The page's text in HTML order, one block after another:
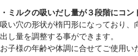
・ミルクの吸いだし量が３段階にコン
吸い穴の形状が楕円形になっており、
出し量を調整する事ができます。
お子様の年齢や体調に合せてご使用い